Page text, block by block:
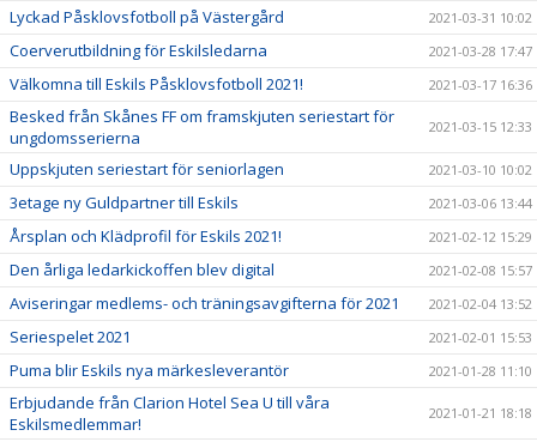
Lyckad Påsklovsfotboll på Västergård 2021-03-31 10:02
Coerverutbildning för Eskilsledarna 2021-03-28 17:47
Välkomna till Eskils Påsklovsfotboll 2021! 2021-03-17 16:36
Besked från Skånes FF om framskjuten seriestart för
ungdomsserierna
2021-03-15 12:33
Uppskjuten seriestart för seniorlagen 2021-03-10 10:02
3etage ny Guldpartner till Eskils 2021-03-06 13:44
Årsplan och Klädprofil för Eskils 2021! 2021-02-12 15:29
Den årliga ledarkickoffen blev digital 2021-02-08 15:57
Aviseringar medlems- och träningsavgifterna för 2021 2021-02-04 13:52
Seriespelet 2021 2021-02-01 15:53
Puma blir Eskils nya märkesleverantör 2021-01-28 11:10
Erbjudande från Clarion Hotel Sea U till våra
Eskilsmedlemmar!
2021-01-21 18:18